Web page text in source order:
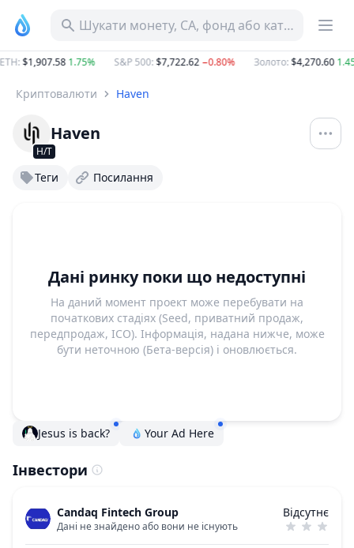
Шукати монету, CA, фонд або категорію
:$1,907.581.75% S&P 500:$7,722.62−0.80% Золото:$4,270.60
Криптовалюти Haven
Н/Т
Haven
Теги Посилання
Дані ринку поки що недоступні
На даний момент проект може перебувати на
початкових стадіях (Seed, приватний продаж,
передпродаж, ICO). Інформація, надана нижче, може
бути неточною (Бета-версія) і оновлюється.
Jesus is back? Your Ad Here
Інвестори
Candaq Fintech Group
Дані не знайдено або вони не існують
Відсутнє